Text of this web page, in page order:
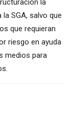
la
SGA, salvo que
que requieran
riesgo en ayuda
medios para